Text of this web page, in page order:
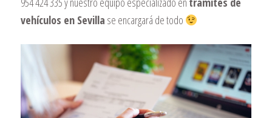
vehículos en Sevilla se encargará de todo